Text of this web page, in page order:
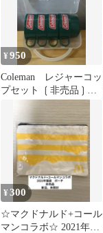
¥950
Coleman レジャーコッ
プセット ❲非売品❳
¥300
☆マクドナルド+コール
マンコラボ☆ 2021年福